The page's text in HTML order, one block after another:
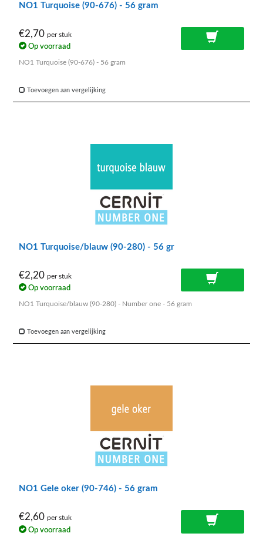
NO1 Turquoise (90-676) - 56 gram
€2,70 per stuk
Op voorraad
NO1 Turquoise (90-676) - 56 gram
Toevoegen aan vergelijking
NO1 Turquoise/blauw (90-280) - 56 gr
€2,20 per stuk
Op voorraad
NO1 Turquoise/blauw (90-280) - Number one - 56 gram
Toevoegen aan vergelijking
NO1 Gele oker (90-746) - 56 gram
€2,60 per stuk
Op voorraad